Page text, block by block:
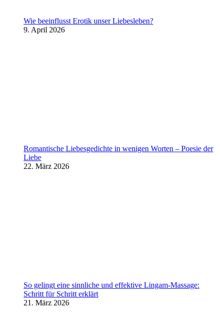
Wie beeinflusst Erotik unser Liebesleben?
9. April 2026
Romantische Liebesgedichte in wenigen Worten – Poesie der
Liebe
22. März 2026
So gelingt eine sinnliche und effektive Lingam-Massage:
Schritt für Schritt erklärt
21. März 2026